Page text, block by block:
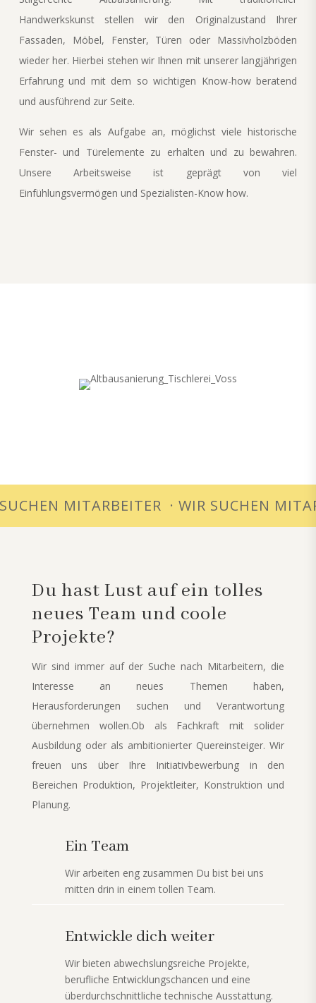
Handwerkskunst stellen wir den Originalzustand Ihrer
Fassaden, Möbel, Fenster, Türen oder Massivholzböden
wieder her. Hierbei stehen wir Ihnen mit unserer langjährigen
Erfahrung und mit dem so wichtigen Know-how beratend
und ausführend zur Seite.
Wir sehen es als Aufgabe an, möglichst viele historische
Fenster- und Türelemente zu erhalten und zu bewahren.
Unsere Arbeitsweise ist geprägt von viel
Einfühlungsvermögen und Spezialisten-Know how.
MITARBEITER · WIR SUCHEN
Du hast Lust auf ein tolles
neues Team und coole
Projekte?
Wir sind immer auf der Suche nach Mitarbeitern, die
Interesse an neues Themen haben,
Herausforderungen suchen und Verantwortung
übernehmen wollen.Ob als Fachkraft mit solider
Ausbildung oder als ambitionierter Quereinsteiger. Wir
freuen uns über Ihre Initiativbewerbung in den
Bereichen Produktion, Projektleiter, Konstruktion und
Planung.
Ein Team
Wir arbeiten eng zusammen Du bist bei uns
mitten drin in einem tollen Team.
Entwickle dich weiter
Wir bieten abwechslungsreiche Projekte,
berufliche Entwicklungschancen und eine
überdurchschnittliche technische Ausstattung.